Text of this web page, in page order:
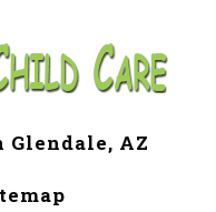
Glendale, AZ